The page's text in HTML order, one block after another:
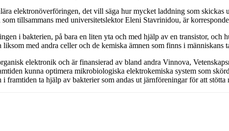
elektronöverföringen, det vill säga hur mycket laddning som skickas
tillsammans med universitetslektor Eleni Stavrinidou, är
i bakterien, på bara en liten yta och med hjälp av en transistor,
med andra celler och de kemiska ämnen som finns i människans
elektronik och är finansierad av bland andra Vinnova,
kunna optimera mikrobiologiska elektrokemiska system som
framtiden ta hjälp av bakterier som andas ut järnföreningar för att